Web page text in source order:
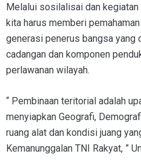
Melalui sosilalisai dan
kita harus memberi
generasi penerus bangsa yang
cadangan dan komponen
perlawanan wilayah.
“ Pembinaan teritorial adalah
menyiapkan Geografi,
ruang alat dan kondisi juang
Kemanunggalan TNI Rakyat, ”